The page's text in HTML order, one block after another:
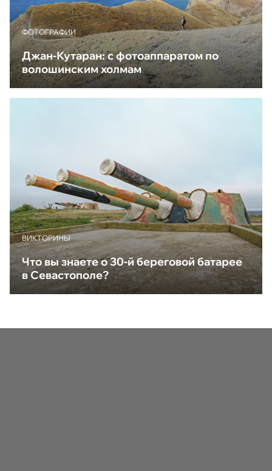
ФОТОГРАФИИ
Джан-Кутаран: с фотоаппаратом по
волошинским холмам
ВИКТОРИНЫ
Что вы знаете о 30-й береговой батарее
в Севастополе?